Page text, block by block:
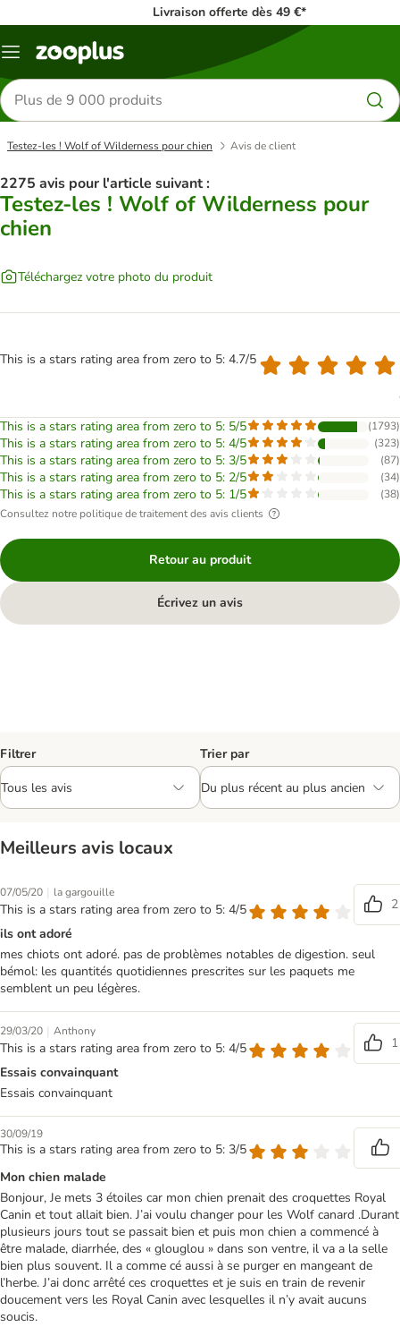
Livraison offerte dès 49 €*
Menu
Rechercher
des
produits
Testez-les ! Wolf of Wilderness pour chien Avis de client
2275 avis pour l'article suivant :
Testez-les ! Wolf of Wilderness pour
chien
Téléchargez votre photo du produit
This is a stars rating area from zero to 5: 4.7/5
This is a stars rating area from zero to 5: 5/5 (1793)
This is a stars rating area from zero to 5: 4/5 (323)
This is a stars rating area from zero to 5: 3/5 (87)
This is a stars rating area from zero to 5: 2/5 (34)
This is a stars rating area from zero to 5: 1/5 (38)
Consultez notre politique de traitement des avis clients
Retour au produit
Écrivez un avis
Filtrer Trier par
Meilleurs avis locaux
07/05/20 | la gargouille
This is a stars rating area from zero to 5: 4/5
2
ils ont adoré
mes chiots ont adoré. pas de problèmes notables de digestion. seul
bémol: les quantités quotidiennes prescrites sur les paquets me
semblent un peu légères.
29/03/20 | Anthony
This is a stars rating area from zero to 5: 4/5
1
Essais convainquant
Essais convainquant
30/09/19
This is a stars rating area from zero to 5: 3/5
Mon chien malade
Bonjour, Je mets 3 étoiles car mon chien prenait des croquettes Royal
Canin et tout allait bien. J’ai voulu changer pour les Wolf canard .Durant
plusieurs jours tout se passait bien et puis mon chien a commencé à
être malade, diarrhée, des « glouglou » dans son ventre, il va a la selle
bien plus souvent. Il a comme cé aussi à se purger en mangeant de
l’herbe. J’ai donc arrêté ces croquettes et je suis en train de revenir
doucement vers les Royal Canin avec lesquelles il n’y avait aucuns
soucis.